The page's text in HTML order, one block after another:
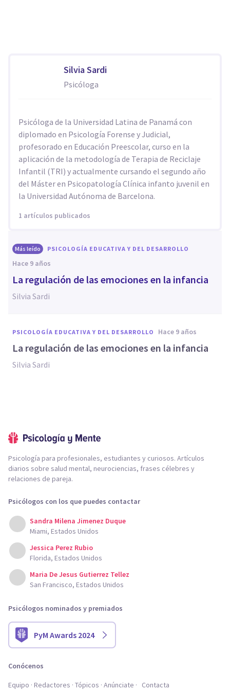
Silvia Sardi
Psicóloga
Psicóloga de la Universidad Latina de Panamá con
diplomado en Psicología Forense y Judicial,
profesorado en Educación Preescolar, curso en la
aplicación de la metodología de Terapia de Reciclaje
Infantil (TRI) y actualmente cursando el segundo año
del Máster en Psicopatología Clínica infanto juvenil en
la Universidad Autónoma de Barcelona.
1 artículos publicados
Más leído PSICOLOGÍA EDUCATIVA Y DEL DESARROLLO
hace 9 años
La regulación de las emociones en la infancia
Silvia Sardi
PSICOLOGÍA EDUCATIVA Y DEL DESARROLLO hace 9 años
La regulación de las emociones en la infancia
Silvia Sardi
Psicología para profesionales, estudiantes y curiosos. Artículos
diarios sobre salud mental, neurociencias, frases célebres y
relaciones de pareja.
Psicólogos con los que puedes contactar
Sandra Milena Jimenez Duque
Miami, Estados Unidos
Jessica Perez Rubio
Florida, Estados Unidos
Maria De Jesus Gutierrez Tellez
San Francisco, Estados Unidos
Psicólogos nominados y premiados
PyM Awards 2024
Conócenos
Equipo Redactores Tópicos Anúnciate Contacta